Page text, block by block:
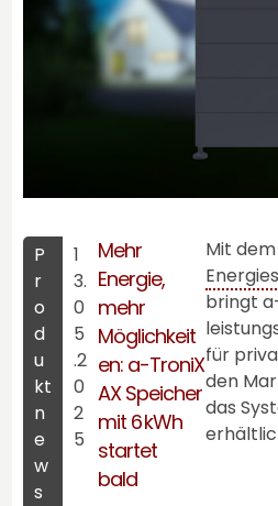
P
r
o
d
u
kt
n
e
w
s
1
3.
0
5
.2
0
2
5
Mehr
Energie,
mehr
Möglichkeit
en: a-TroniX
AX Speicher
mit 6 kWh
startet
bald
Mit
bringt
für
den
das